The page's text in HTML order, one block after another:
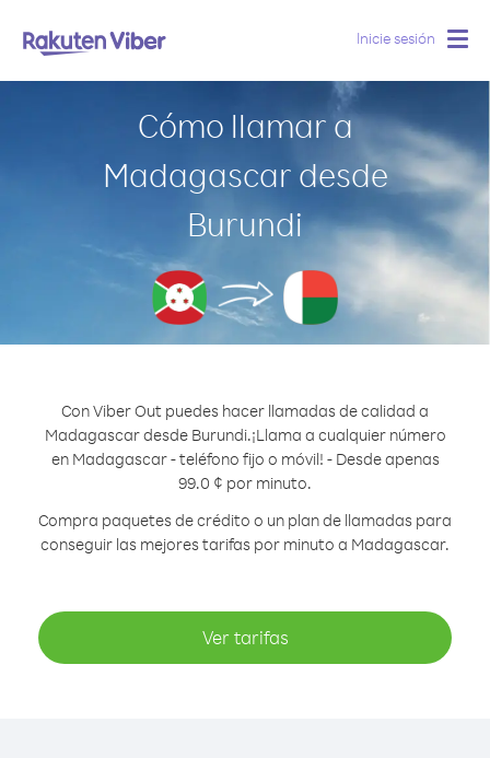
Inicie sesión
Cómo llamar a
Madagascar desde
Burundi
Con Viber Out puedes hacer llamadas de calidad a
Madagascar desde Burundi.¡Llama a cualquier número
en Madagascar - teléfono fijo o móvil! - Desde apenas
99.0 ¢ por minuto.
Compra paquetes de crédito o un plan de llamadas para
conseguir las mejores tarifas por minuto a Madagascar.
Ver tarifas